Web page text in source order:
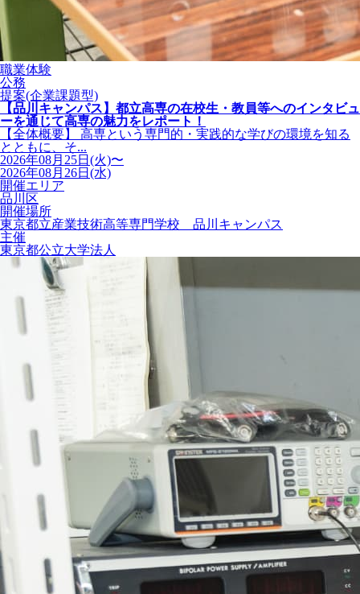
職業体験
公務
提案(企業課題型)
【品川キャンパス】都立高専の在校生・教員等へのインタビュ
ーを通じて高専の魅力をレポート！
【全体概要】 高専という専門的・実践的な学びの環境を知る
とともに、そ...
2026年08月25日(火)〜
2026年08月26日(水)
開催エリア
品川区
開催場所
東京都立産業技術高等専門学校 品川キャンパス
主催
東京都公立大学法人